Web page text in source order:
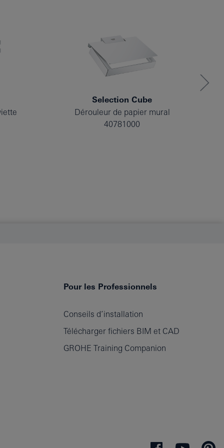
Selection Cube
Dérouleur de papier mural
40781000
Pour les Professionnels
Conseils d’installation
Télécharger fichiers BIM et CAD
GROHE Training Companion